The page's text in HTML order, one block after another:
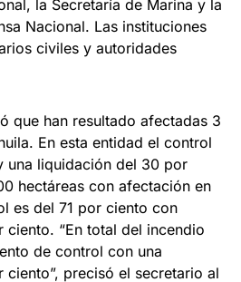
la Secretaría de Marina y la
Nacional. Las instituciones
civiles y autoridades
que han resultado afectadas 3
En esta entidad el control
una liquidación del 30 por
hectáreas con afectación en
es del 71 por ciento con
“En total del incendio
de control con una
precisó el secretario al